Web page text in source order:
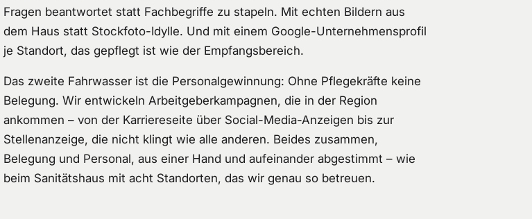
Fragen beantwortet statt Fachbegriffe zu stapeln. Mit echten Bildern aus
dem Haus statt Stockfoto-Idylle. Und mit einem Google-Unternehmensprofil
je Standort, das gepflegt ist wie der Empfangsbereich.
Das zweite Fahrwasser ist die Personalgewinnung: Ohne Pflegekräfte keine
Belegung. Wir entwickeln Arbeitgeberkampagnen, die in der Region
ankommen – von der Karriereseite über Social-Media-Anzeigen bis zur
Stellenanzeige, die nicht klingt wie alle anderen. Beides zusammen,
Belegung und Personal, aus einer Hand und aufeinander abgestimmt – wie
beim Sanitätshaus mit acht Standorten, das wir genau so betreuen.